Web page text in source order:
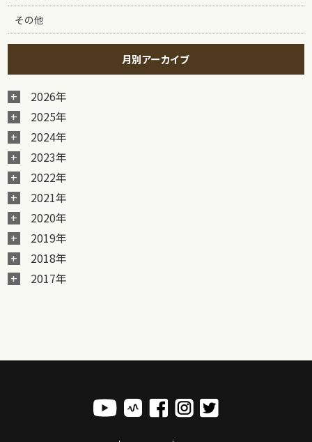
その他
月別アーカイブ
2026年
2025年
2024年
2023年
2022年
2021年
2020年
2019年
2018年
2017年